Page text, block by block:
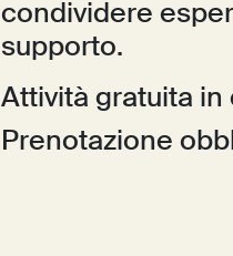
condividere
supporto.
Attività gratuita in
Prenotazione